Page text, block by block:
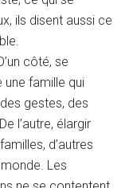
ils disent aussi ce
côté, se
une famille qui
gestes, des
l’autre, élargir
d’autres
Les